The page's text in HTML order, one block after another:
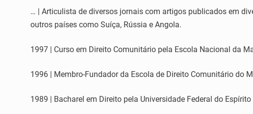
… | Articulista de diversos jornais com artigos publicados em
outros países como Suíça, Rússia e Angola.
1997 | Curso em Direito Comunitário pela Escola Nacional da
1996 | Membro-Fundador da Escola de Direito Comunitário do
1989 | Bacharel em Direito pela Universidade Federal do